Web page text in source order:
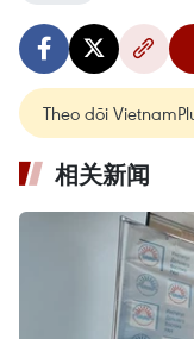
Theo dõi
相关新闻